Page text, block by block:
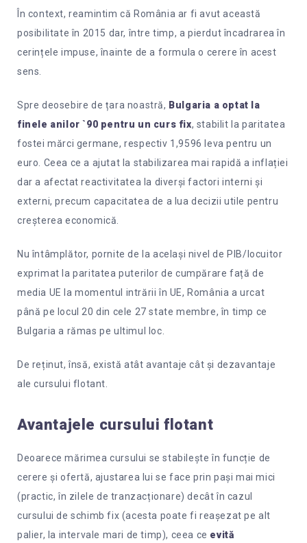
În context, reamintim că România ar fi avut această
posibilitate în 2015 dar, între timp, a pierdut încadrarea în
cerințele impuse, înainte de a formula o cerere în acest
sens.
Spre deosebire de țara noastră, Bulgaria a optat la
finele anilor `90 pentru un curs fix, stabilit la paritatea
fostei mărci germane, respectiv 1,9596 leva pentru un
euro. Ceea ce a ajutat la stabilizarea mai rapidă a inflației
dar a afectat reactivitatea la diverși factori interni și
externi, precum capacitatea de a lua decizii utile pentru
creșterea economică.
Nu întâmplător, pornite de la același nivel de PIB/locuitor
exprimat la paritatea puterilor de cumpărare față de
media UE la momentul intrării în UE, România a urcat
până pe locul 20 din cele 27 state membre, în timp ce
Bulgaria a rămas pe ultimul loc.
De reținut, însă, există atât avantaje cât și dezavantaje
ale cursului flotant.
Avantajele cursului flotant
Deoarece mărimea cursului se stabilește în funcție de
cerere și ofertă, ajustarea lui se face prin pași mai mici
(practic, în zilele de tranzacționare) decât în cazul
cursului de schimb fix (acesta poate fi reașezat pe alt
palier, la intervale mari de timp), ceea ce evită